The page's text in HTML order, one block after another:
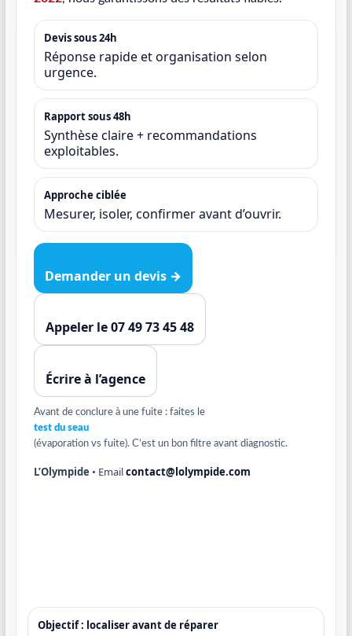
Devis sous 24h
Réponse rapide et organisation selon
urgence.
Rapport sous 48h
Synthèse claire + recommandations
exploitables.
Approche ciblée
Mesurer, isoler, confirmer avant d’ouvrir.
Demander un devis →
Appeler le 07 49 73 45 48
Écrire à l’agence
Avant de conclure à une fuite : faites le
test du seau
(évaporation vs fuite). C’est un bon filtre avant diagnostic.
L’Olympide • Emailcontact@lolympide.com
Objectif : localiser avant de réparer